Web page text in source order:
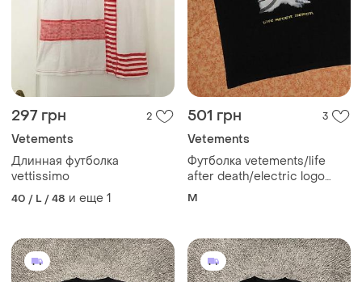
297 грн 2
Vetements
Длинная футболка
vettissimo
40 / L / 48 и еще 1
501 грн 3
Vetements
Футболка vetements/life
after death/electric logo
heavy metal
M